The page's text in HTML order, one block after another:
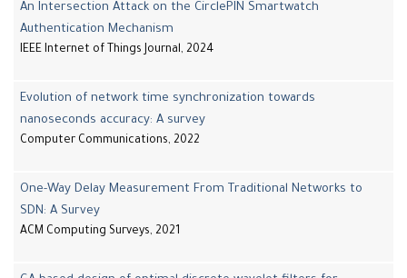
An Intersection Attack on the CirclePIN Smartwatch
Authentication Mechanism
IEEE Internet of Things Journal, 2024
Evolution of network time synchronization towards
nanoseconds accuracy: A survey
Computer Communications, 2022
One-Way Delay Measurement From Traditional Networks to
SDN: A Survey
ACM Computing Surveys, 2021